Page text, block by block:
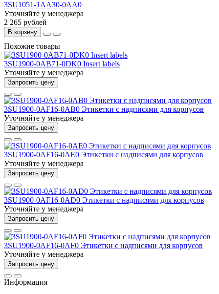
3SU1051-1AA30-0AA0
Уточняйте у менеджера
2 265 рублей
В корзину
Похожие товары
3SU1900-0AB71-0DK0 Insert labels
Уточняйте у менеджера
Запросить цену
3SU1900-0AF16-0AB0 Этикетки с надписями для корпусов
Уточняйте у менеджера
Запросить цену
3SU1900-0AF16-0AE0 Этикетки с надписями для корпусов
Уточняйте у менеджера
Запросить цену
3SU1900-0AF16-0AD0 Этикетки с надписями для корпусов
Уточняйте у менеджера
Запросить цену
3SU1900-0AF16-0AF0 Этикетки с надписями для корпусов
Уточняйте у менеджера
Запросить цену
Информация